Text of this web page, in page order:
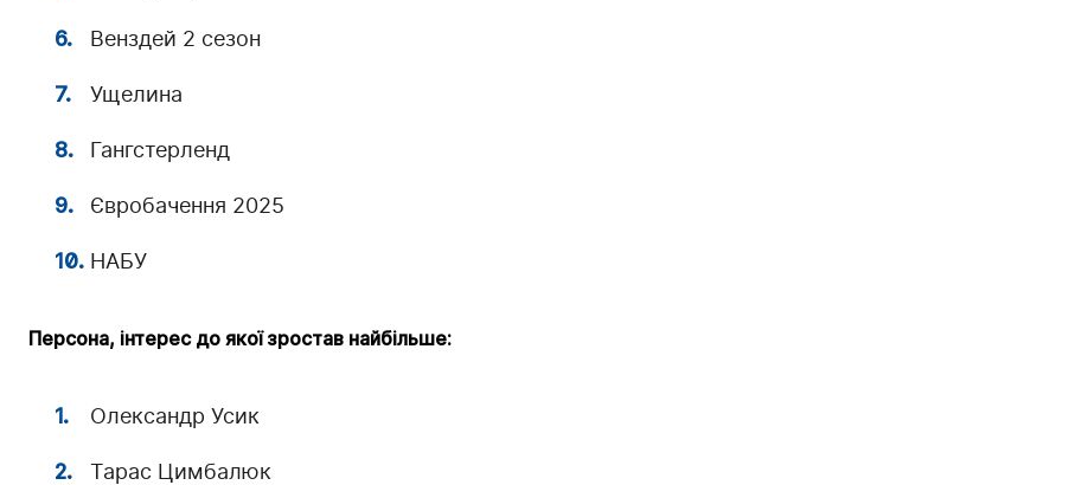
Венздей 2 сезон
Ущелина
Гангстерленд
Євробачення 2025
НАБУ
Персона, інтерес до якої зростав найбільше:
Олександр Усик
Тарас Цимбалюк